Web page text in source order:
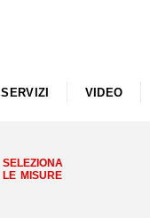
SERVIZI VIDEO
SELEZIONA
LE MISURE